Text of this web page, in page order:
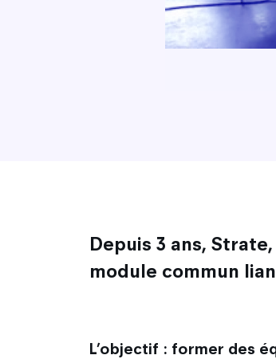
Depuis 3 ans,
module commun
L’objectif : former des